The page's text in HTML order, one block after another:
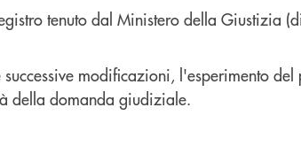
tenuto dal Ministero della Giustizia
modificazioni, l'esperimento
della domanda giudiziale.